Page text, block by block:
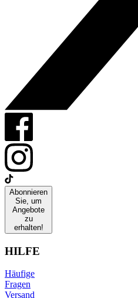
Abonnieren
Sie, um
Angebote
zu
erhalten!
HILFE
Häufige
Fragen
Versand